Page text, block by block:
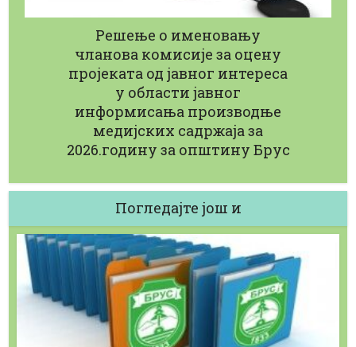
Решење о именовању
чланова комисије за оцену
пројеката од јавног интереса
у области јавног
информисања производње
медијских садржаја за
2026.годину за општину Брус
Погледајте још и